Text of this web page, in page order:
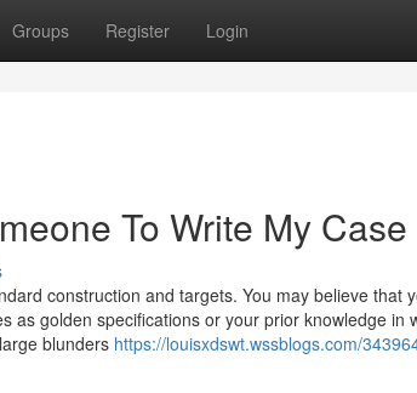
Groups Register Login
To Write My
construction and targets. You may believe that
as golden specifications or your prior knowledge in
blunders https://louisxdswt.wssblogs.com/